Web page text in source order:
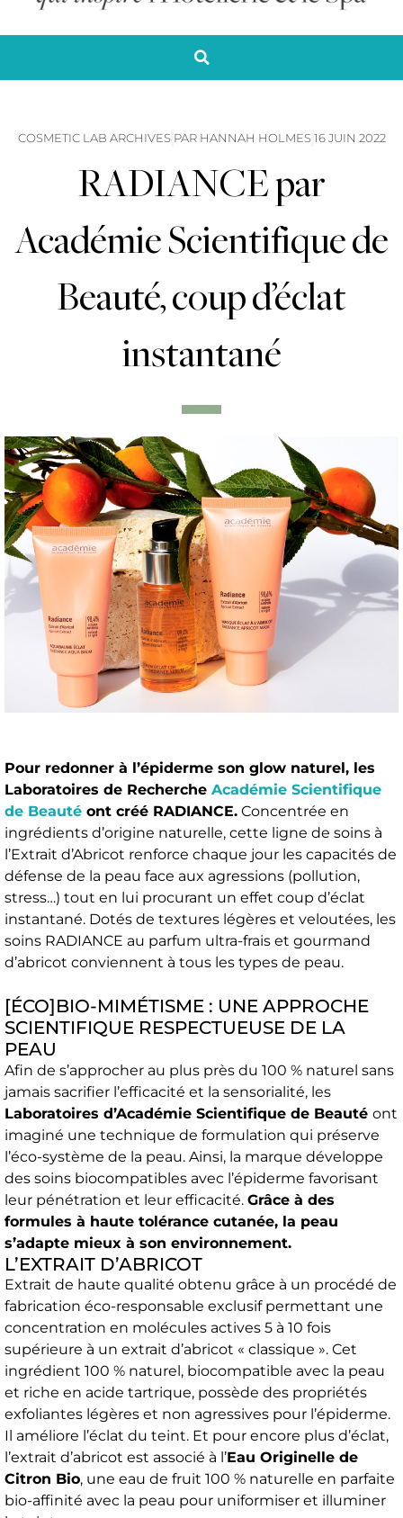
COSMETIC LAB ARCHIVES PARHANNAH HOLMES 16 JUIN 2022
RADIANCE par
Académie Scientifique de
Beauté, coup d’éclat
instantané
Pour redonner à l’épiderme son glow naturel, les
Laboratoires de Recherche Académie Scientifique
de Beauté ont créé RADIANCE. Concentrée en
ingrédients d’origine naturelle, cette ligne de soins à
l’Extrait d’Abricot renforce chaque jour les capacités de
défense de la peau face aux agressions (pollution,
stress…) tout en lui procurant un effet coup d’éclat
instantané. Dotés de textures légères et veloutées, les
soins RADIANCE au parfum ultra-frais et gourmand
d’abricot conviennent à tous les types de peau.
[ÉCO]BIO-MIMÉTISME : UNE APPROCHE
SCIENTIFIQUE RESPECTUEUSE DE LA
PEAU
Afin de s’approcher au plus près du 100 % naturel sans
jamais sacrifier l’efficacité et la sensorialité, les
Laboratoires d’Académie Scientifique de Beauté ont
imaginé une technique de formulation qui préserve
l’éco-système de la peau. Ainsi, la marque développe
des soins biocompatibles avec l’épiderme favorisant
leur pénétration et leur efficacité. Grâce à des
formules à haute tolérance cutanée, la peau
s’adapte mieux à son environnement.
L’EXTRAIT D’ABRICOT
Extrait de haute qualité obtenu grâce à un procédé de
fabrication éco-responsable exclusif permettant une
concentration en molécules actives 5 à 10 fois
supérieure à un extrait d’abricot « classique ». Cet
ingrédient 100 % naturel, biocompatible avec la peau
et riche en acide tartrique, possède des propriétés
exfoliantes légères et non agressives pour l’épiderme.
Il améliore l’éclat du teint. Et pour encore plus d’éclat,
l’extrait d’abricot est associé à l’Eau Originelle de
Citron Bio, une eau de fruit 100 % naturelle en parfaite
bio-affinité avec la peau pour uniformiser et illuminer